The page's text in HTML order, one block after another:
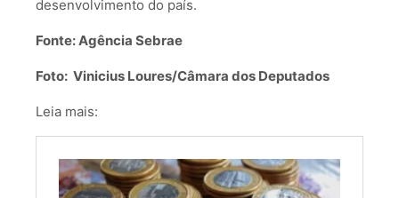
desenvolvimento do país.
Fonte: Agência Sebrae
Foto: Vinicius Loures/Câmara dos Deputados
Leia mais: